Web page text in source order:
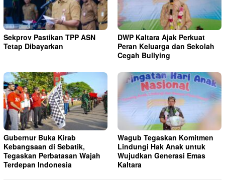
Sekprov Pastikan TPP ASN
Tetap Dibayarkan
DWP Kaltara Ajak Perkuat
Peran Keluarga dan Sekolah
Cegah Bullying
Gubernur Buka Kirab
Kebangsaan di Sebatik,
Tegaskan Perbatasan Wajah
Terdepan Indonesia
Wagub Tegaskan Komitmen
Lindungi Hak Anak untuk
Wujudkan Generasi Emas
Kaltara